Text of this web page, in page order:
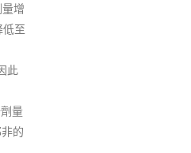
增
低至
此
量
的